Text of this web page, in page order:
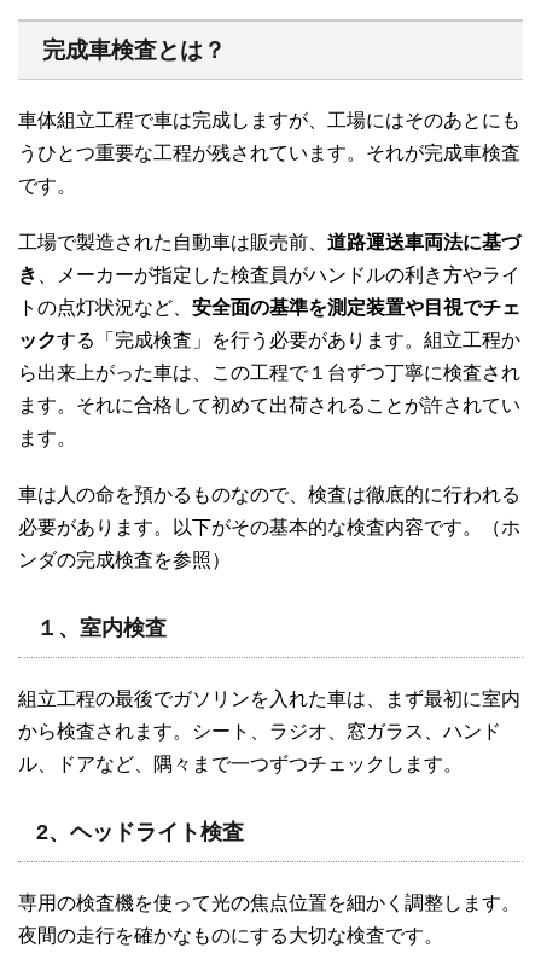
完成車検査とは？
車体組立工程で車は完成しますが、工場にはそのあとにも
うひとつ重要な工程が残されています。それが完成車検査
です。
工場で製造された自動車は販売前、 道路運送車両法に基づ
き
、メーカーが指定した検査員がハンドルの利き方やライ
トの点灯状況など、 安全面の基準を測定装置や目視でチェ
ックする「完成検査」を行う必要があります。組立工程か
ら出来上がった車は、この工程で１台ずつ丁寧に検査され
ます。それに合格して初めて出荷されることが許されてい
ます。
車は人の命を預かるものなので、検査は徹底的に行われる
必要があります。以下がその基本的な検査内容です。（ホ
ンダの完成検査を参照）
１、室内検査
組立工程の最後でガソリンを入れた車は、まず最初に室内
から検査されます。シート、ラジオ、窓ガラス、ハンド
ル、ドアなど、隅々まで一つずつチェックします。
2、ヘッドライト検査
専用の検査機を使って光の焦点位置を細かく調整します。
夜間の走行を確かなものにする大切な検査です。